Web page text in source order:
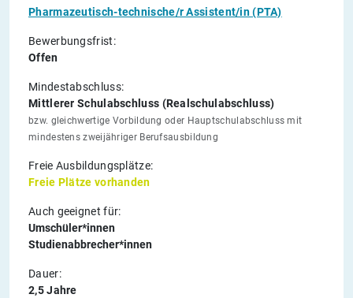
Pharmazeutisch-technische/r Assistent/in (PTA)
Bewerbungsfrist:
Offen
Mindestabschluss:
Mittlerer Schulabschluss (Realschulabschluss)
bzw. gleichwertige Vorbildung oder Hauptschulabschluss mit
mindestens zweijähriger Berufsausbildung
Freie Ausbildungsplätze:
Freie Plätze vorhanden
Auch geeignet für:
Umschüler*innen
Studienabbrecher*innen
Dauer:
2,5 Jahre